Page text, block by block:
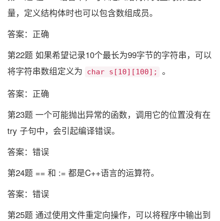
量，定义结构体时也可以包含数组成员。
答案：正确
第22题 如果希望记录10个最长为99字节的字符串，可以
将字符串数组定义为
char s[10][100];
。
答案：正确
第23题 一个可能抛出异常的函数，调用它的位置没有在
try 子句中，会引起编译错误。
答案：错误
第24题 == 和 := 都是C++语言的运算符。
答案：错误
第25题 通过使用文件重定向操作，可以将程序中输出到